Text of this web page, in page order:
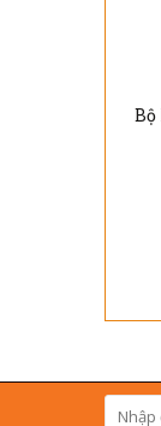
Bộ